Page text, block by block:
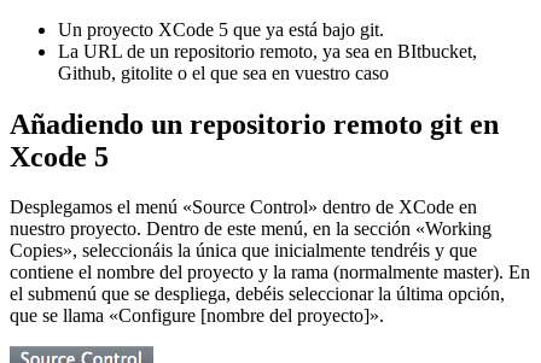
Un proyecto XCode 5 que ya está bajo git.
La URL de un repositorio remoto, ya sea en BItbucket,
Github, gitolite o el que sea en vuestro caso
Añadiendo un repositorio remoto git en
Xcode 5
Desplegamos el menú «Source Control» dentro de XCode en
nuestro proyecto. Dentro de este menú, en la sección «Working
Copies», seleccionáis la única que inicialmente tendréis y que
contiene el nombre del proyecto y la rama (normalmente master). En
el submenú que se despliega, debéis seleccionar la última opción,
que se llama «Configure [nombre del proyecto]».